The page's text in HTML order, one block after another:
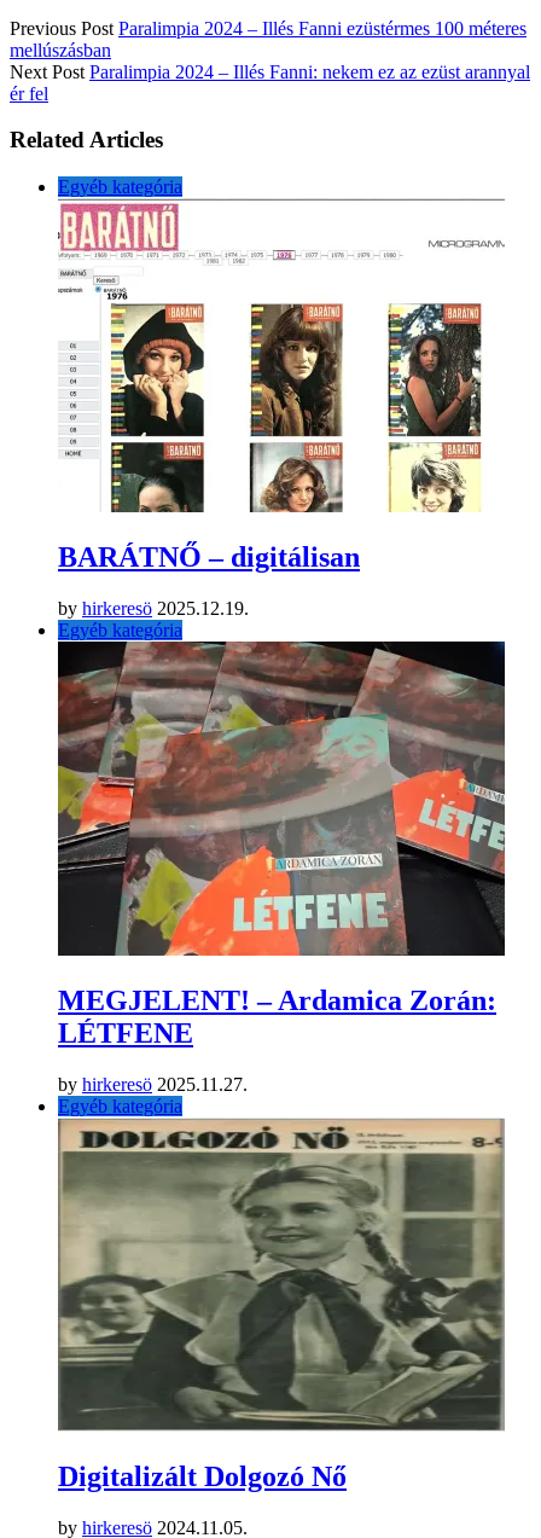
Previous Post Paralimpia 2024 – Illés Fanni ezüstérmes 100 méteres
mellúszásban
Next Post Paralimpia 2024 – Illés Fanni: nekem ez az ezüst arannyal
ér fel
Related Articles
Egyéb kategória
BARÁTNŐ – digitálisan
by hirkeresö 2025.12.19.
Egyéb kategória
MEGJELENT! – Ardamica Zorán:
LÉTFENE
by hirkeresö 2025.11.27.
Egyéb kategória
Digitalizált Dolgozó Nő
by hirkeresö 2024.11.05.